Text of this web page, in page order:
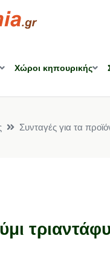
Χώροι κηπουρικής
Συνταγές για τα